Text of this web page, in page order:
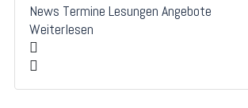
News Termine Lesungen Angebote
Weiterlesen